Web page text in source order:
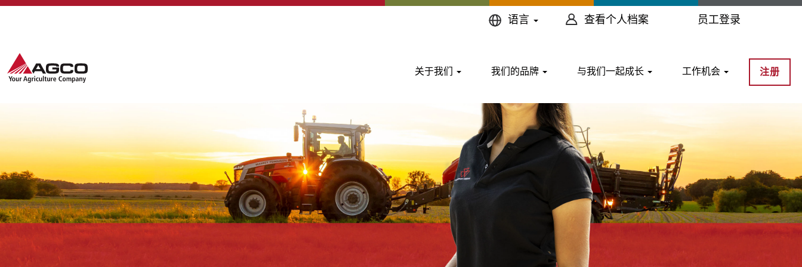
语言 查看个人档案 员工登录
关于我们 我们的品牌 与我们一起成长 工作机会 注册
Massey
麦赛福格森拥有超过 175 年的创新历史和经验，提供业界最齐全的产品线
之一，为农业用户提供了最佳价值。